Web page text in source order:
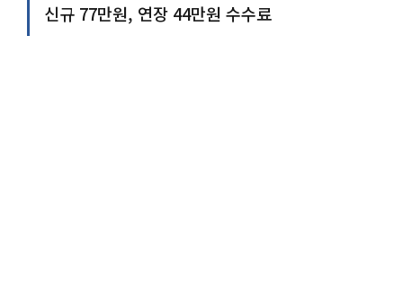
신규 77만원, 연장 44만원 수수료